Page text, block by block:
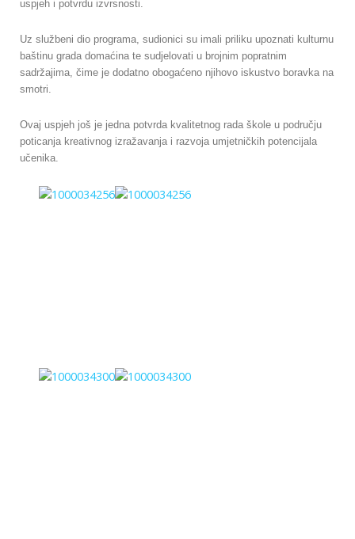
uspjeh i potvrdu izvrsnosti.
Uz službeni dio programa, sudionici su imali priliku upoznati kulturnu
baštinu grada domaćina te sudjelovati u brojnim popratnim
sadržajima, čime je dodatno obogaćeno njihovo iskustvo boravka na
smotri.
Ovaj uspjeh još je jedna potvrda kvalitetnog rada škole u području
poticanja kreativnog izražavanja i razvoja umjetničkih potencijala
učenika.